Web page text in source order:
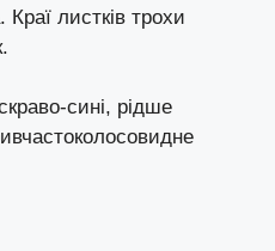
листків трохи
сині, рідше